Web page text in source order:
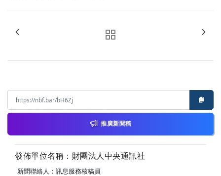
推廣新聞稿
發佈單位名稱：財團法人中央通訊社
新聞聯絡人：訊息服務核稿員